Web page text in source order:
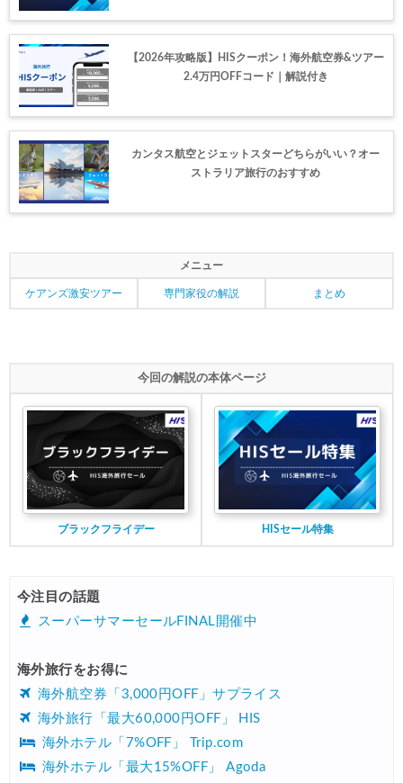
03/13 サプライス) 海外航空券 3,000円OFFクーポン
03/12 HIS) 海外ツアー(関西発) 最大100,000円OFFクーポン
03/12 HIS) アジア・ハワイ・グアム航空券 2,000円OFFクーポン
03/06 HIS) 海外ツアー 最大60,000円OFFクーポン
03/06 HIS) 夏先ドリキャンペーン
03/03 Trip.com) 3.3メガセール
Trip.com) 航空券+ホテル 最大5,000円OFFクーポン
Trip.com) 海外航空券1%OFFクーポン TRIP2
HIS) 海外航空券 2,000円OFFクーポン
02/07 NEWT) 海外ツアー 最大10%OFFクーポン
03/03 Trip.com) 航空券 最大3,000円OFFクーポン
02/23 Trip.com) 海外航空券 最大2,500円OFFクーポン
02/20 サプライス) 海外航空券 3,000円OFFクーポン
HIS) 夏旅キャンペーン(関西発)
【2026年攻略版】HISクーポン！海外航空券&ツアー
2.4万円OFFコード｜解説付き
カンタス航空とジェットスターどちらがいい？オー
ストラリア旅行のおすすめ
メニュー
ケアンズ激安ツアー 専門家役の解説 まとめ
今回の解説の本体ページ
ブラックフライデー HISセール特集
今注目の話題
スーパーサマーセールFINAL開催中
海外旅行をお得に
海外航空券「3,000円OFF」サプライス
海外旅行「最大60,000円OFF」 HIS
海外ホテル「7%OFF」 Trip.com
海外ホテル「最大15%OFF」 Agoda